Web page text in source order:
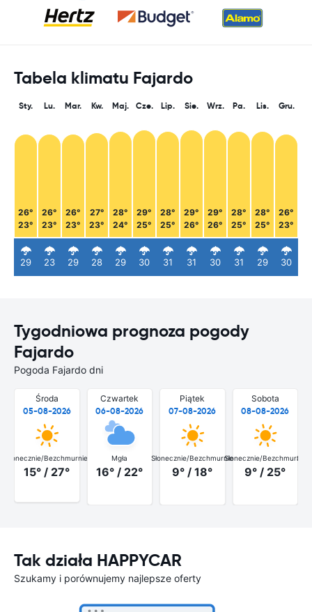
Tabela klimatu Fajardo
Sty.
26°
23°
29
Lu.
26°
23°
23
Mar.
26°
23°
29
Kw.
27°
23°
28
Maj.
28°
24°
29
Cze.
29°
25°
30
Lip.
28°
25°
31
Sie.
29°
26°
31
Wrz.
29°
26°
30
Pa.
28°
25°
31
Lis.
28°
25°
29
Gru.
26°
23°
30
Tygodniowa prognoza pogody
Fajardo
Pogoda Fajardo dni
Środa
05-08-2026
Słonecznie/Bezchmurnie
15° / 27°
Czwartek
06-08-2026
Mgła
16° / 22°
Piątek
07-08-2026
Słonecznie/Bezchmurnie
9° / 18°
Sobota
08-08-2026
Słonecznie/Bezchmurnie
9° / 25°
Tak działa HAPPYCAR
Szukamy i porównujemy najlepsze oferty